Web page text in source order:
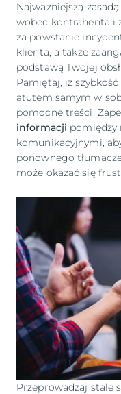
Najważniejszą
wobec kontrahenta i
za powstanie
klienta, a także
podstawą Twojej
Pamiętaj, iż
atutem samym w
pomocne treści.
informacji pomiędzy
komunikacyjnymi,
ponownego
może okazać się
Przeprowadzaj stale